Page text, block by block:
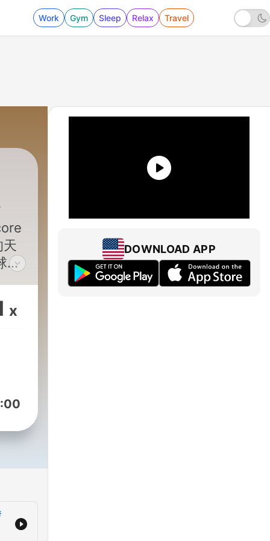
Work Gym Sleep Relax Travel
- 瓦甘達PlayOne#295：為什麼LBJ選擇了費
天
專
x
DOWNLOAD APP